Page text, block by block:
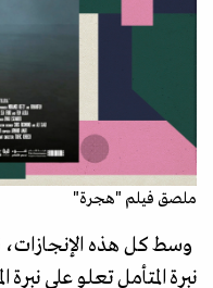
ملصق فيلم "هجرة"
وسط كل هذه
نبرة المتأمل تعلو على